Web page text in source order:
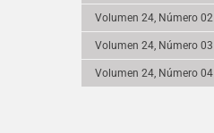
Volumen 24, Número 02
Volumen 24, Número 03
Volumen 24, Número 04